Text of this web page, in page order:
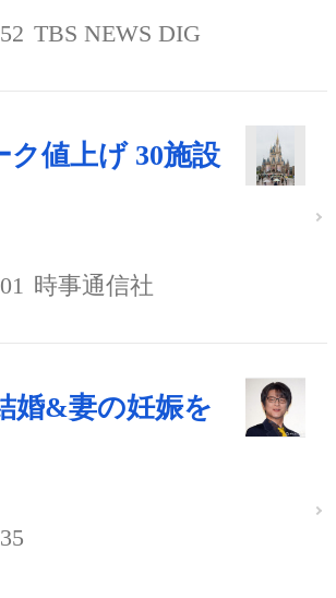
TBS NEWS DIG
ク値上げ 30施設
時事通信社
婚&妻の妊娠を